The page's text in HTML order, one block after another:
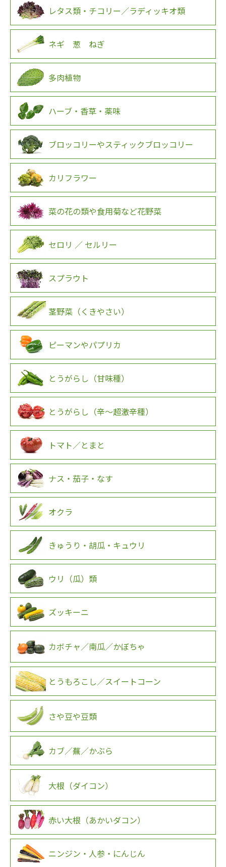
レタス類・チコリー／ラディッキオ類
ネギ 葱 ねぎ
多肉植物
ハーブ・香草・薬味
ブロッコリーやスティックブロッコリー
カリフラワー
菜の花の類や食用菊など花野菜
セロリ ／ セルリー
スプラウト
茎野菜（くきやさい）
ピーマンやパプリカ
とうがらし（甘味種）
とうがらし（辛～超激辛種）
トマト／とまと
ナス・茄子・なす
オクラ
きゅうり・胡瓜・キュウリ
ウリ（瓜）類
ズッキーニ
カボチャ／南瓜／かぼちゃ
とうもろこし／スイートコーン
さや豆や豆類
カブ／蕪／かぶら
大根（ダイコン）
赤い大根（あかいダコン）
ニンジン・人参・にんじん